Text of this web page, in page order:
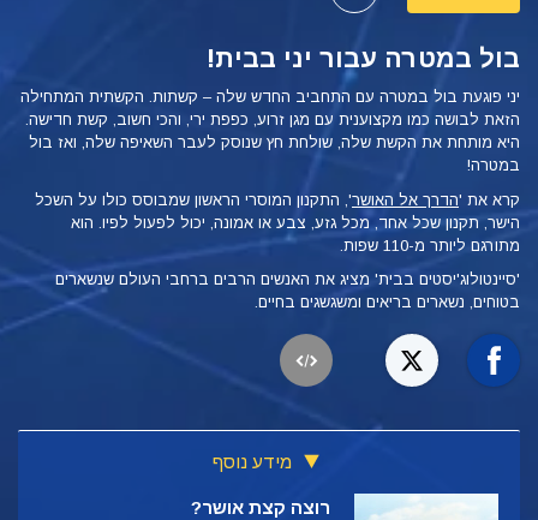
בול במטרה עבור יני בבית!
יני פוגעת בול במטרה עם התחביב החדש שלה – קשתות. הקשתית המתחילה
הזאת לבושה כמו מקצוענית עם מגן זרוע, כפפת ירי, והכי חשוב, קשת חדישה.
היא מותחת את הקשת שלה, שולחת חץ שנוסק לעבר השאיפה שלה, ואז בול
במטרה!
קרא את 'הדרך אל האושר', התקנון המוסרי הראשון שמבוסס כולו על השכל
הישר, תקנון שכל אחד, מכל גזע, צבע או אמונה, יכול לפעול לפיו. הוא
מתורגם ליותר מ-110 שפות.
'סיינטולוג'יסטים בבית' מציג את האנשים הרבים ברחבי העולם שנשארים
בטוחים, נשארים בריאים ומשגשגים בחיים.
מידע נוסף
רוצה קצת אושר?